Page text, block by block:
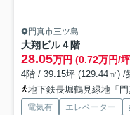
門真市三ツ島
大翔ビル４階
28.05万円 (0.72万円/
4階 / 39.15坪 (129.44㎡) /
地下鉄長堀鶴見緑地「
電気有 エレベーター